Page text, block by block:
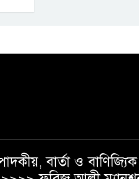
বার্তা ও বাণিজ্যিক